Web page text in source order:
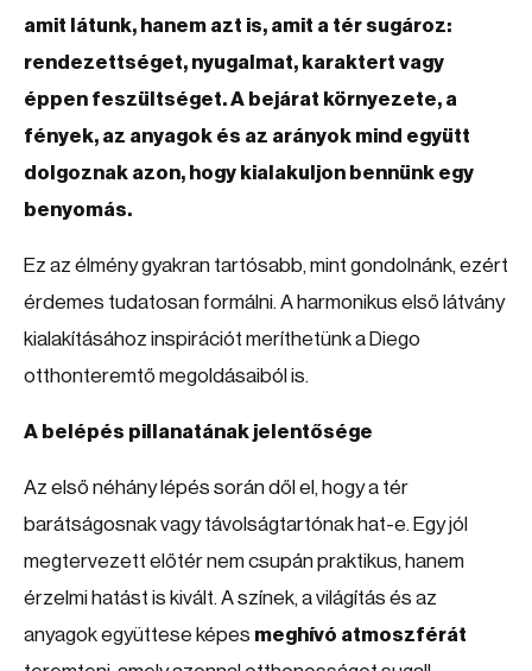
amit látunk, hanem azt is, amit a tér sugároz:
rendezettséget, nyugalmat, karaktert vagy
éppen feszültséget. A bejárat környezete, a
fények, az anyagok és az arányok mind együtt
dolgoznak azon, hogy kialakuljon bennünk egy
benyomás.
Ez az élmény gyakran tartósabb, mint gondolnánk, ezért
érdemes tudatosan formálni. A harmonikus első látvány
kialakításához inspirációt meríthetünk a Diego
otthonteremtő megoldásaiból is.
A belépés pillanatának jelentősége
Az első néhány lépés során dől el, hogy a tér
barátságosnak vagy távolságtartónak hat-e. Egy jól
megtervezett előtér nem csupán praktikus, hanem
érzelmi hatást is kivált. A színek, a világítás és az
anyagok együttese képes meghívó atmoszférát